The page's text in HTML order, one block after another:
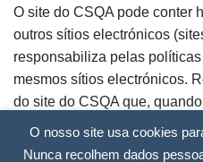
O site do CSQA pode conter
outros sítios electrónicos
responsabiliza pelas
mesmos sítios electrónicos.
do site do CSQA que,
electrónicos, consultem as
sites, se refiram às suas
O nosso site usa cookies
Nunca recolhem dados